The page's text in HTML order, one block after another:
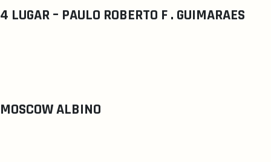
4 LUGAR – PAULO ROBERTO F . GUIMARAES
MOSCOW ALBINO